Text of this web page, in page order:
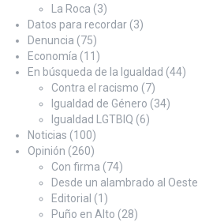
La Roca (3)
Datos para recordar (3)
Denuncia (75)
Economía (11)
En búsqueda de la Igualdad (44)
Contra el racismo (7)
Igualdad de Género (34)
Igualdad LGTBIQ (6)
Noticias (100)
Opinión (260)
Con firma (74)
Desde un alambrado al Oeste
Editorial (1)
Puño en Alto (28)